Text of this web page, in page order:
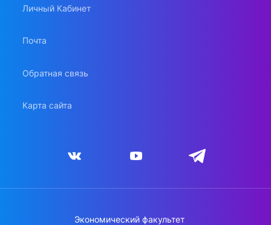
Личный Кабинет
Почта
Обратная связь
Карта сайта
Экономический факультет